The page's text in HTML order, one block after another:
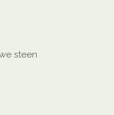
steen